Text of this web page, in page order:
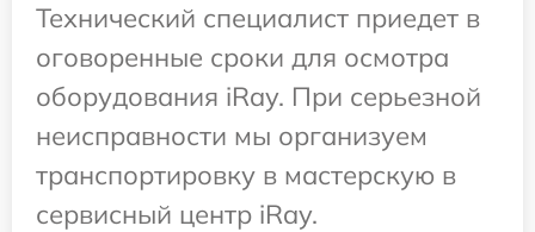
Технический специалист приедет в
оговоренные сроки для осмотра
оборудования iRay. При серьезной
неисправности мы организуем
транспортировку в мастерскую в
сервисный центр iRay.